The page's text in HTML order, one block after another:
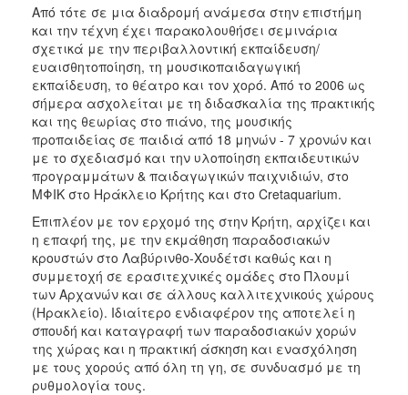
Από τότε σε μια διαδρομή ανάμεσα στην επιστήμη
και την τέχνη έχει παρακολουθήσει σεμινάρια
σχετικά με την περιβαλλοντική εκπαίδευση/
ευαισθητοποίηση, τη μουσικοπαιδαγωγική
εκπαίδευση, το θέατρο και τον χορό. Από το 2006 ως
σήμερα ασχολείται με τη διδασκαλία της πρακτικής
και της θεωρίας στο πιάνο, της μουσικής
προπαιδείας σε παιδιά από 18 μηνών - 7 χρονών και
με το σχεδιασμό και την υλοποίηση εκπαιδευτικών
προγραμμάτων & παιδαγωγικών παιχνιδιών, στο
ΜΦΙΚ στο Ηράκλειο Κρήτης και στο Cretaquarium.
Επιπλέον με τον ερχομό της στην Κρήτη, αρχίζει και
η επαφή της, με την εκμάθηση παραδοσιακών
κρουστών στο Λαβύρινθο-Χουδέτσι καθώς και η
συμμετοχή σε ερασιτεχνικές ομάδες στο Πλουμί
των Αρχανών και σε άλλους καλλιτεχνικούς χώρους
(Ηρακλείο). Ιδιαίτερο ενδιαφέρον της αποτελεί η
σπουδή και καταγραφή των παραδοσιακών χορών
της χώρας και η πρακτική άσκηση και ενασχόληση
με τους χορούς από όλη τη γη, σε συνδυασμό με τη
ρυθμολογία τους.